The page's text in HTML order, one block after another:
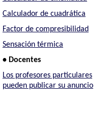
Calculador de cuadrática
Factor de compresibilidad
Sensación térmica
• Docentes
Los profesores particulares
pueden publicar su anuncio